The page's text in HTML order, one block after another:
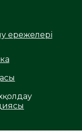
ережелері